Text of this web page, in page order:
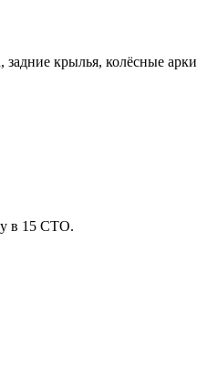
крылья, колёсные арки
в 15 СТО.